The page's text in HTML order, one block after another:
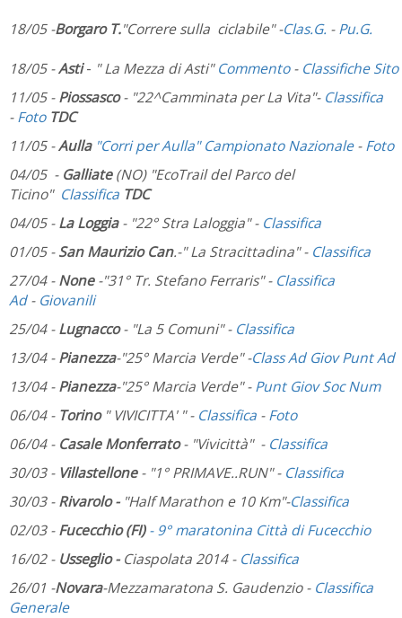
18/05 -Borgaro T."Correre sulla ciclabile" -Clas.G. -Pu.G.
18/05 -Asti- " La Mezza di Asti"Commento- Classifiche Sito
11/05 -Piossasco- "22^Camminata per La Vita"- Classifica
-Foto TDC
11/05 -Aulla "Corri per Aulla" Campionato Nazionale-Foto
04/05 - Galliate(NO) "EcoTrail del Parco del
Ticino" Classifica TDC
04/05 -La Loggia- "22° Stra Laloggia" - Classifica
01/05 -San Maurizio Can.-" La Stracittadina" - Classifica
27/04 -None-"31° Tr. Stefano Ferraris" - Classifica
Ad- Giovanili
25/04 -Lugnacco- "La 5 Comuni" - Classifica
13/04 -Pianezza-"25° Marcia Verde" -Class Ad Giov Punt Ad
13/04 -Pianezza-"25° Marcia Verde" -Punt Giov Soc Num
06/04 - Torino" VIVICITTA' " - Classifica -Foto
06/04 - Casale Monferrato- "Vivicittà" - Classifica
30/03 - Villastellone- "1° PRIMAVE..RUN" -Classifica
30/03 -Rivarolo - "Half Marathon e 10 Km"-Classifica
02/03 -Fucecchio (FI) - 9° maratonina Città di Fucecchio
16/02 - Usseglio - Ciaspolata 2014 - Classifica
26/01 -Novara-Mezzamaratona S. Gaudenzio - Classifica
Generale